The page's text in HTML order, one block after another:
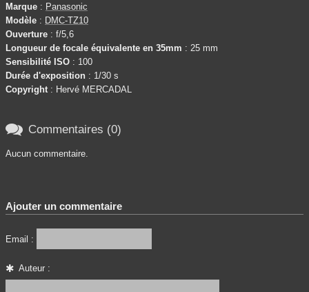
Marque : Panasonic
Modèle : DMC-TZ10
Ouverture : f/5,6
Longueur de focale équivalente en 35mm : 25 mm
Sensibilité ISO : 100
Durée d'exposition : 1/30 s
Copyright : Hervé MERCADAL
 Commentaires (0)
Aucun commentaire.
Ajouter un commentaire
Email :
Auteur :